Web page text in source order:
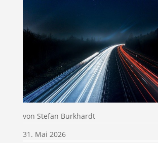
von Stefan Burkhardt
31. Mai 2026